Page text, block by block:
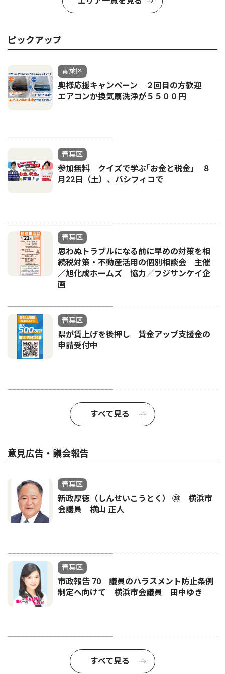
ピックアップ
青葉区
奥様応援キャンペーン ２回目の方歓迎
エアコンか換気扇洗浄が５５００円
青葉区
参加無料 クイズで学ぶ｢お金と税金｣ ８
月22日（土）、パシフィコで
青葉区
思わぬトラブルになる前に早めの対策を相
続税対策・不動産活用の個別相談会 主催
／旭化成ホームズ 協力／フジサンケイ企
画
青葉区
県が賃上げを後押し 賃金アップ支援金の
申請受付中
すべて見る
意見広告・議会報告
青葉区
新政厚徳（しんせいこうとく） ㉘ 横浜市
会議員 横山 正人
青葉区
市政報告 70 議員のハラスメント防止条例
制定へ向けて 横浜市会議員 田中ゆき
すべて見る